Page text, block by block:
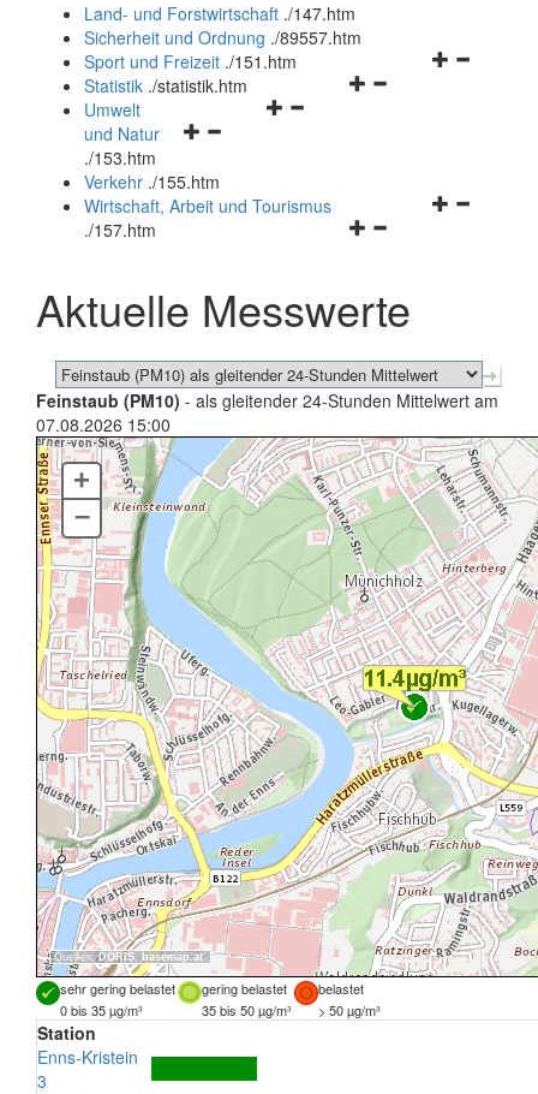
und
schließen
Land- und Forstwirtschaft ./147.htm
Sicherheit und Ordnung ./89557.htm
Navigationsmenü
Sport und Freizeit ./151.htm
Navigationsmenü
Statistik ./statistik.htm
Navigationsmenü
und
schließen
Umwelt
und Natur
./153.htm
Verkehr ./155.htm
Navigationsmenü
schließen
Wirtschaft, Arbeit und Tourismus
./157.htm
Aktuelle Messwerte
Feinstaub (PM10) - als gleitender 24-Stunden Mittelwert am
07.08.2026 15:00
Quellen:DORIS, basemap.at
+
–
sehr gering belastet gering belastet
belastet
0 bis 35 µg/m³
35 bis 50 µg/m³ > 50 µg/m³
Station
Enns-Kristein
3